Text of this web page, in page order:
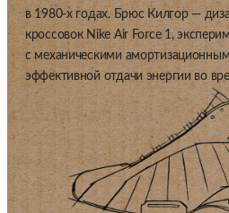
в 1980-х годах. Брюс Килгор —
кроссовок Nike Air Force 1,
с механическими
эффективной отдачи энергии во